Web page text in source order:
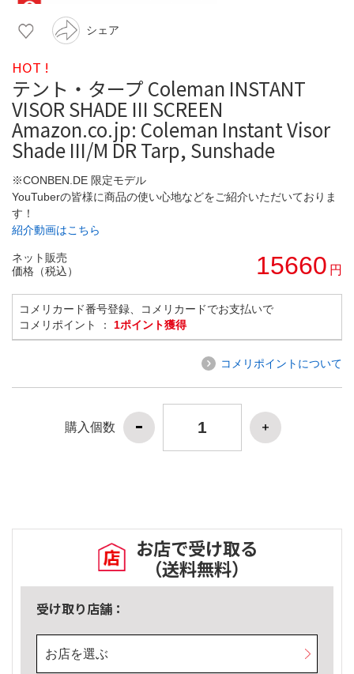
シェア
HOT !
テント・タープ Coleman INSTANT
VISOR SHADE III SCREEN
Amazon.co.jp: Coleman Instant Visor
Shade III/M DR Tarp, Sunshade
※CONBEN.DE 限定モデル
YouTuberの皆様に商品の使い心地などをご紹介いただいておりま
す！
紹介動画はこちら
ネット販売
価格（税込）
15660 円
コメリカード番号登録、コメリカードでお支払いで
コメリポイント ： 1ポイント獲得
コメリポイントについて
購入個数
お店で受け取る
（送料無料）
受け取り店舗：
お店を選ぶ